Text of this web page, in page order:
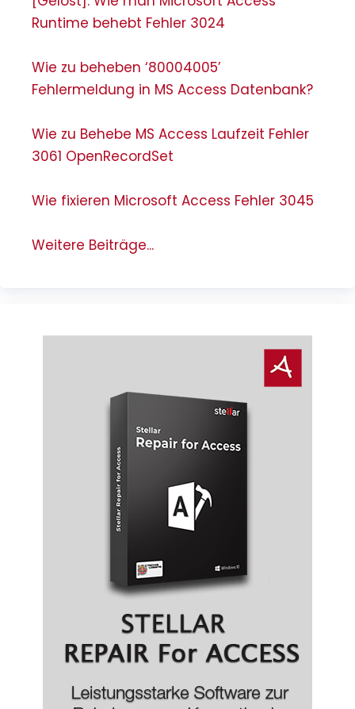
Runtime behebt Fehler 3024
Wie zu beheben ‘80004005’
Fehlermeldung in MS Access Datenbank?
Wie zu Behebe MS Access Laufzeit Fehler
3061 OpenRecordSet
Wie fixieren Microsoft Access Fehler 3045
Weitere Beiträge...